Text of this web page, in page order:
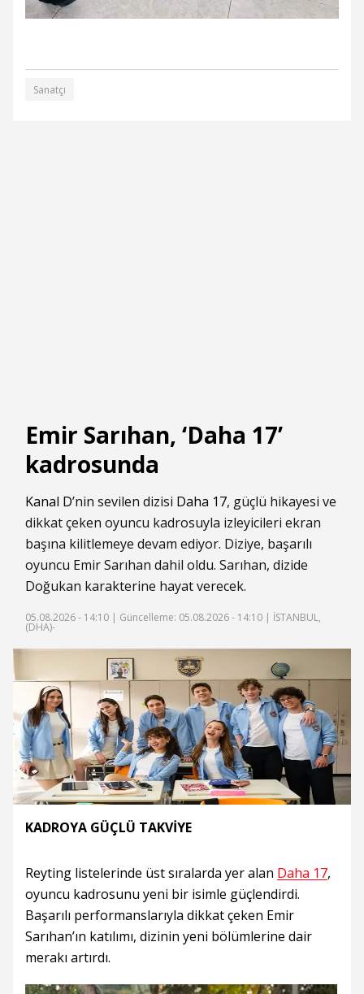
Sanatçı
Emir Sarıhan, ‘Daha 17’
kadrosunda
Kanal D’nin sevilen dizisi Daha 17, güçlü hikayesi ve
dikkat çeken oyuncu kadrosuyla izleyicileri ekran
başına kilitlemeye devam ediyor. Diziye, başarılı
oyuncu Emir Sarıhan dahil oldu. Sarıhan, dizide
Doğukan karakterine hayat verecek.
05.08.2026 - 14:10 | Güncelleme: 05.08.2026 - 14:10 | İSTANBUL,
(DHA)-
KADROYA GÜÇLÜ TAKVİYE
Reyting listelerinde üst sıralarda yer alan Daha 17,
oyuncu kadrosunu yeni bir isimle güçlendirdi.
Başarılı performanslarıyla dikkat çeken Emir
Sarıhan’ın katılımı, dizinin yeni bölümlerine dair
merakı artırdı.